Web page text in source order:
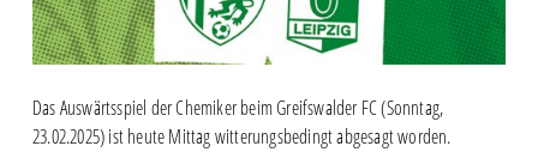
Das Auswärtsspiel der Chemiker beim Greifswalder FC (Sonntag,
23.02.2025) ist heute Mittag witterungsbedingt abgesagt worden.